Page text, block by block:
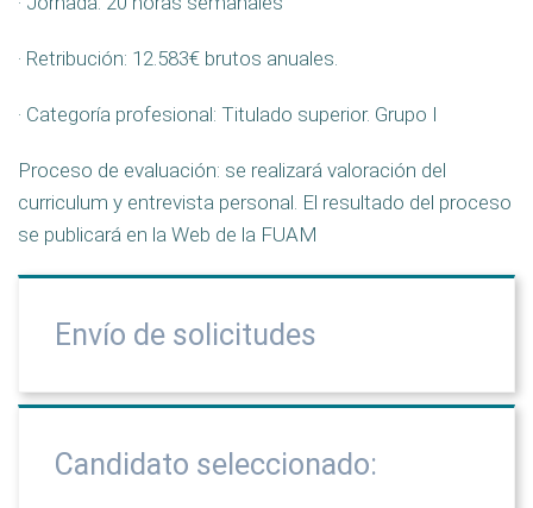
· Retribución: 12.583€ brutos anuales.
· Categoría profesional: Titulado superior. Grupo I
Proceso de evaluación: se realizará valoración del
curriculum y entrevista personal. El resultado del proceso
se publicará en la Web de la FUAM
Envío de solicitudes
Candidato seleccionado: